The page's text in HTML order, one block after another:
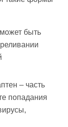
быть
– часть
попадания